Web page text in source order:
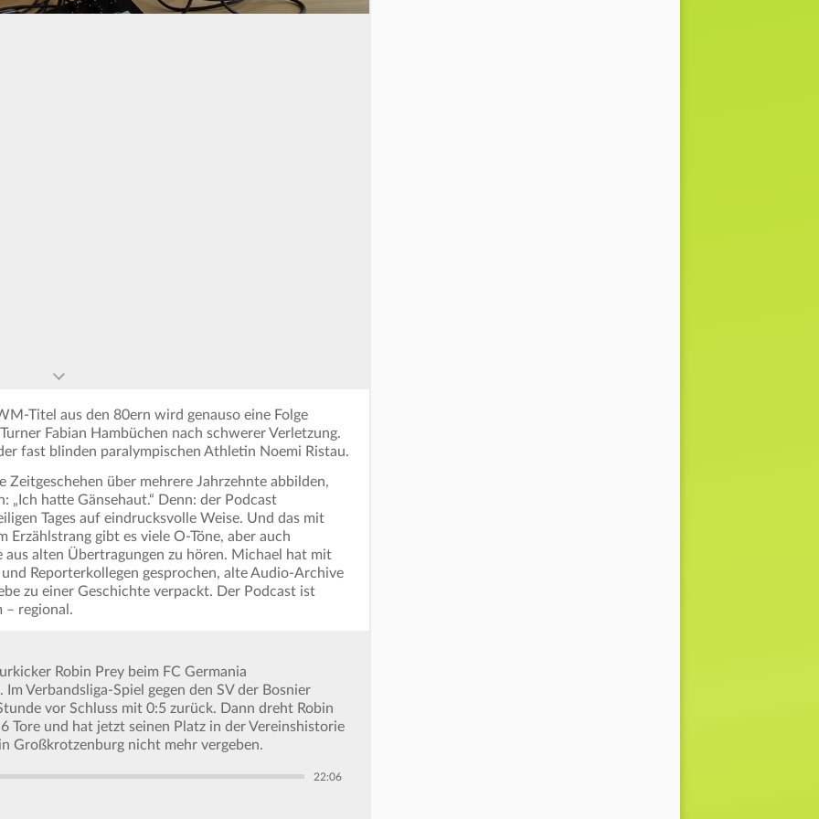
Titel aus den 80ern wird genauso eine Folge
Fabian Hambüchen nach schwerer Verletzung.
fast blinden paralympischen Athletin Noemi Ristau.
Zeitgeschehen über mehrere Jahrzehnte abbilden,
„Ich hatte Gänsehaut.“ Denn: der Podcast
Tages auf eindrucksvolle Weise. Und das mit
Erzählstrang gibt es viele O-Töne, aber auch
aus alten Übertragungen zu hören. Michael hat mit
Reporterkollegen gesprochen, alte Audio-Archive
zu einer Geschichte verpackt. Der Podcast ist
– regional.
Robin Prey beim FC Germania
Verbandsliga-Spiel gegen den SV der Bosnier
vor Schluss mit 0:5 zurück. Dann dreht Robin
Tore und hat jetzt seinen Platz in der Vereinshistorie
Großkrotzenburg nicht mehr vergeben.
22:06